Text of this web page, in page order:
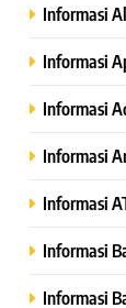
Informasi
Informasi
Informasi
Informasi
Informasi
Informasi
Informasi